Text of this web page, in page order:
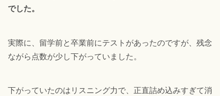
でした。
実際に、留学前と卒業前にテストがあったのですが、残念
ながら点数が少し下がっていました。
下がっていたのはリスニング力で、正直詰め込みすぎて消